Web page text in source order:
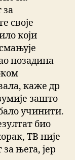
за
своје
који
позадина
каже др
зашто
учинити.
био
ТВ није
њега, јер